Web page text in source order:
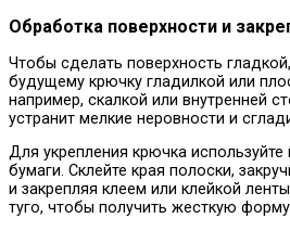
Обработка поверхности и
Чтобы сделать поверхность
будущему крючку гладилкой или
например, скалкой или внутренней
устранит мелкие неровности и
Для укрепления крючка используйте
бумаги. Склейте края полоски,
и закрепляя клеем или клейкой
туго, чтобы получить жесткую